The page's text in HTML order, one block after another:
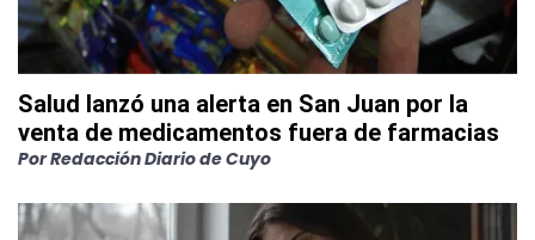
Salud lanzó una alerta en San Juan por la
venta de medicamentos fuera de farmacias
PorRedacción Diario de Cuyo